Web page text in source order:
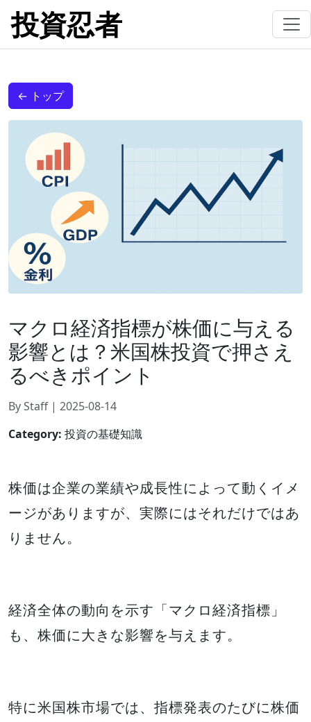
投資忍者
← トップ
マクロ経済指標が株価に与える
影響とは？米国株投資で押さえ
るべきポイント
By Staff | 2025-08-14
Category: 投資の基礎知識
株価は企業の業績や成長性によって動くイメ
ージがありますが、実際にはそれだけではあ
りません。
経済全体の動向を示す「マクロ経済指標」
も、株価に大きな影響を与えます。
特に米国株市場では、指標発表のたびに株価